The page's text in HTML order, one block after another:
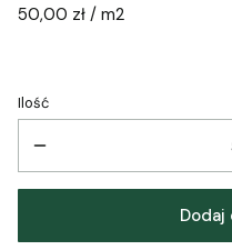
50,00 zł / m2
Ilość
Dodaj